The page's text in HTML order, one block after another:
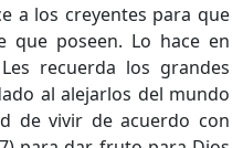
a los creyentes para que
que poseen. Lo hace en
recuerda los grandes
al alejarlos del mundo
de vivir de acuerdo con